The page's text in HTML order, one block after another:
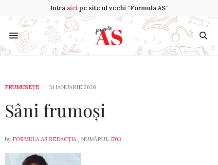
Intra aicipe site ul vechi "Formula AS"
FRUMUSEȚE 31 IANUARIE 2026
Sâni frumoși
by FORMULA AS REDACȚIA , NUMĂRUL 1703